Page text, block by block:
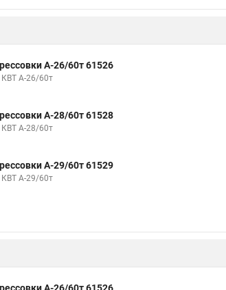
А-26/60т 61526
КВТ А-26/60т
А-28/60т 61528
КВТ А-28/60т
А-29/60т 61529
КВТ А-29/60т